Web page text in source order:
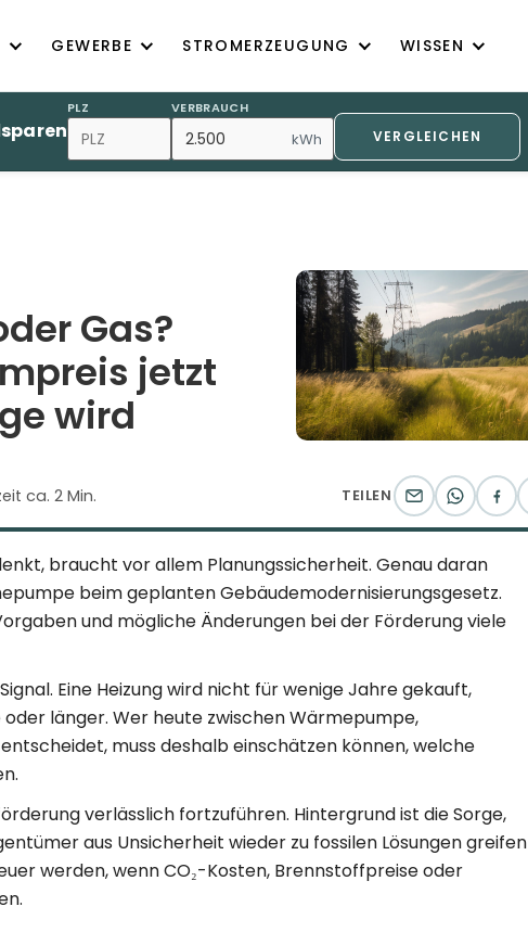
GEWERBE STROMERZEUGUNG WISSEN
sparen
PLZ VERBRAUCH
kWh VERGLEICHEN
Gas?
jetzt
wird
ca. 2 Min. TEILEN
braucht vor allem Planungssicherheit. Genau daran
beim geplanten Gebäudemodernisierungsgesetz.
und mögliche Änderungen bei der Förderung viele
Eine Heizung wird nicht für wenige Jahre gekauft,
länger. Wer heute zwischen Wärmepumpe,
muss deshalb einschätzen können, welche
verlässlich fortzuführen. Hintergrund ist die Sorge,
aus Unsicherheit wieder zu fossilen Lösungen greifen
werden, wenn CO₂-Kosten, Brennstoffpreise oder